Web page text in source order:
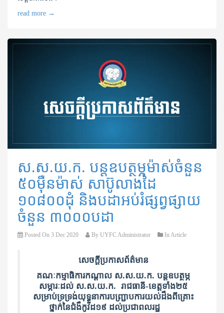
read more →
ស.ស.យ.ក. បន្តឧបត្ថម្ភម៉ាស់ចំនួន
៥០ម៉ឺនម៉ាស់ សាប៊ូលាងដៃ
១០៨០០ដុំ និង​បដា​អប់រំផ្សព្វ​ផ្សាយ​
ចំនួន ៣០០០បដា
Posted On 3 Dec 2020 By UYFC Administrator InArticle
សេចក្តីប្រកាសព័ត៌មាន
គណៈកម្មាធិការកណ្តាល ស.ស.យ.ក. បន្តឧបត្ថម្ភ
សម្ភារៈដល់ ស.ស.យ.ក. រាជធានី-ខេត្តទាំង២៥
សម្រាប់ទ្រទ្រង់យុទ្ធនាការបញ្ជ្រាបការយល់ដឹងពីគ្រោះ
ថ្នាក់នៃជំងឺកូវីដ១៩ ដល់ប្រជាពលរដ្ឋ